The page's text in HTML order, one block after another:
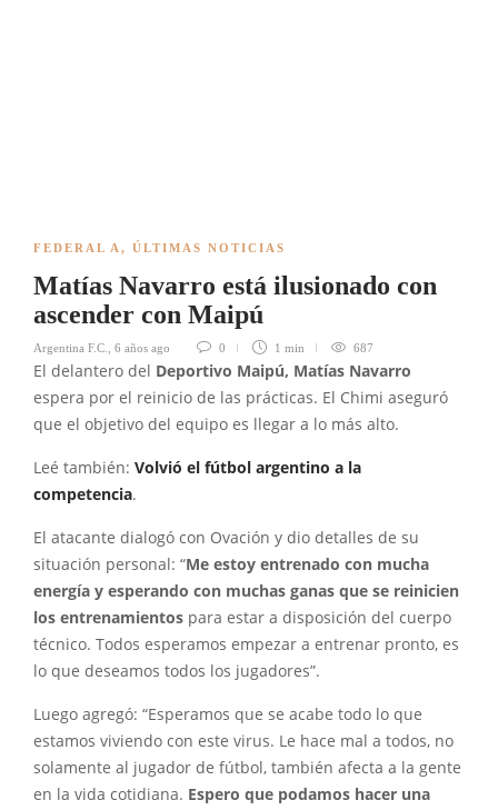
FEDERAL A , ÚLTIMAS NOTICIAS
Matías Navarro está ilusionado con
ascender con Maipú
Argentina F.C. 6 años ago 0 1 min 687
El delantero del Deportivo Maipú, Matías Navarro
espera por el reinicio de las prácticas. El Chimi aseguró
que el objetivo del equipo es llegar a lo más alto.
Leé también: Volvió el fútbol argentino a la
competencia.
El atacante dialogó con Ovación y dio detalles de su
situación personal: “Me estoy entrenado con mucha
energía y esperando con muchas ganas que se reinicien
los entrenamientos para estar a disposición del cuerpo
técnico. Todos esperamos empezar a entrenar pronto, es
lo que deseamos todos los jugadores”.
Luego agregó: “Esperamos que se acabe todo lo que
estamos viviendo con este virus. Le hace mal a todos, no
solamente al jugador de fútbol, también afecta a la gente
en la vida cotidiana. Espero que podamos hacer una